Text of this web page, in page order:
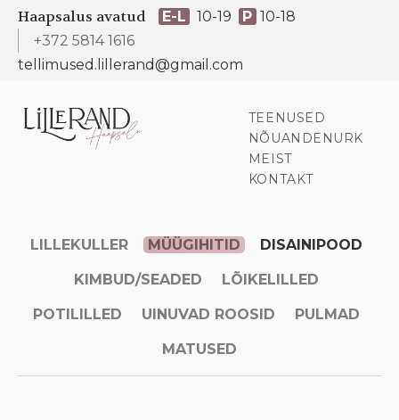
Haapsalus avatud E-L 10-19 P 10-18
+372 5814 1616
tellimused.lillerand@gmail.com
TEENUSED
NÕUANDENURK
MEIST
KONTAKT
LILLEKULLER MÜÜGIHITID DISAINIPOOD
KIMBUD/SEADED LÕIKELILLED
POTILILLED UINUVAD ROOSID PULMAD
MATUSED